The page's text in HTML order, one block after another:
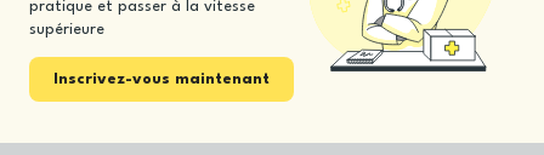
pratique et passer à la vitesse
supérieure
Inscrivez-vous maintenant